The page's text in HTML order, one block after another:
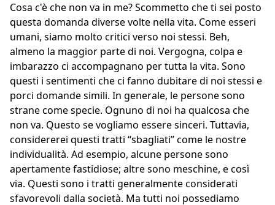
Cosa c'è che non va in me? Scommetto che ti sei posto
questa domanda diverse volte nella vita. Come esseri
umani, siamo molto critici verso noi stessi. Beh,
almeno la maggior parte di noi. Vergogna, colpa e
imbarazzo ci accompagnano per tutta la vita. Sono
questi i sentimenti che ci fanno dubitare di noi stessi e
porci domande simili. In generale, le persone sono
strane come specie. Ognuno di noi ha qualcosa che
non va. Questo se vogliamo essere sinceri. Tuttavia,
considererei questi tratti “sbagliati” come le nostre
individualità. Ad esempio, alcune persone sono
apertamente fastidiose; altre sono meschine, e così
via. Questi sono i tratti generalmente considerati
sfavorevoli dalla società. Ma tutti noi possediamo